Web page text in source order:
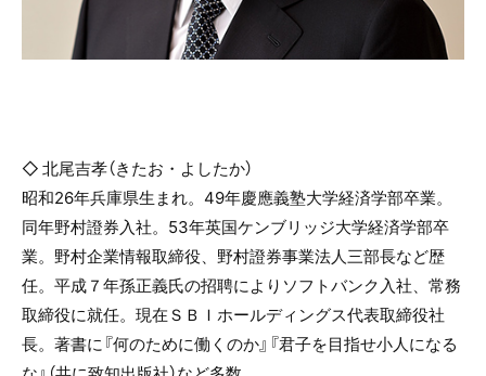
◇ 北尾吉孝（きたお・よしたか）
昭和26年兵庫県生まれ。 49年慶應義塾大学経済学部卒業。
同年野村證券入社。 53年英国ケンブリッジ大学経済学部卒
業。野村企業情報取締役、野村證券事業法人三部長など歴
任。平成７年孫正義氏の招聘によりソフトバンク入社、常務
取締役に就任。現在ＳＢＩホールディングス代表取締役社
長。著書に『何のために働くのか』『君子を目指せ小人になる